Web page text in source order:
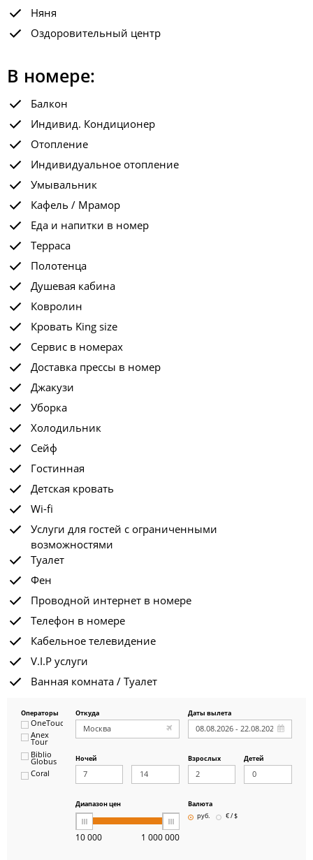
Няня
Оздоровительный центр
В номере:
Балкон
Индивид. Кондиционер
Отопление
Индивидуальное отопление
Умывальник
Кафель / Мрамор
Еда и напитки в номер
Терраса
Полотенца
Душевая кабина
Ковролин
Кровать King size
Сервис в номерах
Доставка прессы в номер
Джакузи
Уборка
Холодильник
Сейф
Гостинная
Детская кровать
Wi-fi
Услуги для гостей с ограниченными
возможностями
Туалет
Фен
Проводной интернет в номере
Телефон в номере
Кабельное телевидение
V.I.P услуги
Ванная комната / Туалет
Операторы
OneTouch&Travel
Anex
Tour
Biblio
Globus
Coral
Откуда Даты вылета
Ночей Взрослых Детей
Диапазон цен
10 000 1 000 000
Валюта
руб.
€ / $